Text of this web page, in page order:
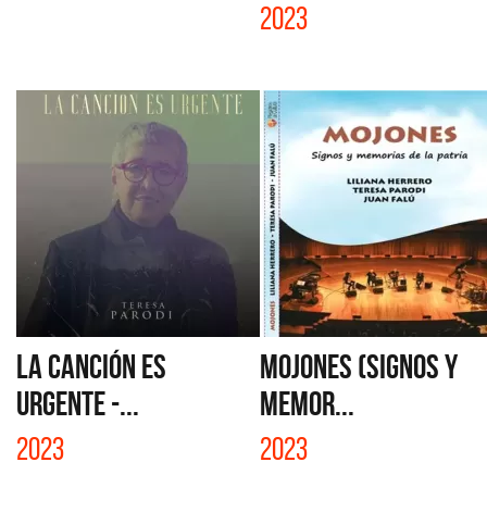
2023
LA CANCIÓN ES
URGENTE -...
2023
MOJONES (SIGNOS Y
MEMOR...
2023